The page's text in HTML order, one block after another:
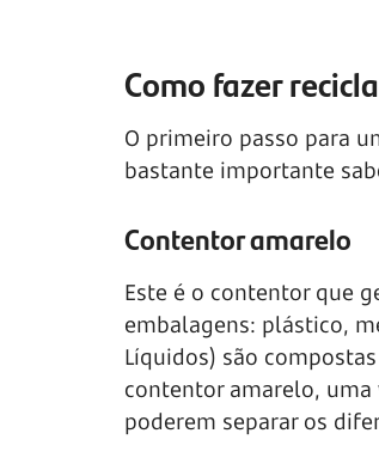
Como fazer
O primeiro passo para
bastante importante
Contentor amarelo
Este é o contentor que
embalagens: plástico,
Líquidos) são
contentor amarelo,
poderem separar os